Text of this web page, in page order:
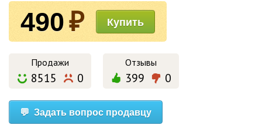
490₽
Продажи
8515 0
Отзывы
399 0
💬 Задать вопрос продавцу